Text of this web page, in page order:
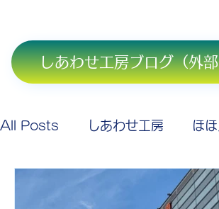
しあわせ工房ブログ（外
All Posts しあわせ工房 ほ
しあわせ工房記事